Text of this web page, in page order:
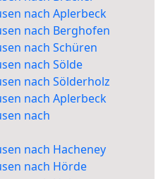
nach Aplerbeck
nach Berghofen
nach Schüren
nach Sölde
nach Sölderholz
nach Aplerbeck
nach
nach Hacheney
nach Hörde